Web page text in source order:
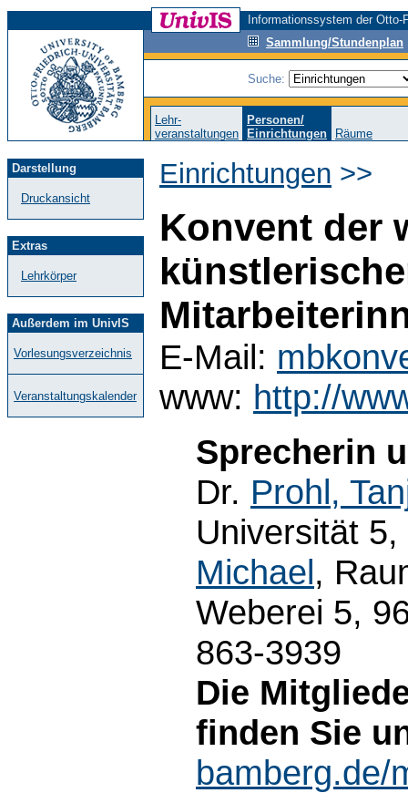
Informationssystem der
Sammlung/Stundenplan
Suche:
Lehr-
veranstaltungen
Personen/
Einrichtungen
Räume
Darstellung
Druckansicht
Extras
Lehrkörper
Außerdem im UnivIS
Vorlesungsverzeichnis
Veranstaltungskalender
Einrichtungen >>
Konvent der
E-Mail:
www: http://
Sprecherin
Dr. Prohl,
Universität
Michael,
Weberei 5,
863-3939
Die
finden Sie
bamberg.de/